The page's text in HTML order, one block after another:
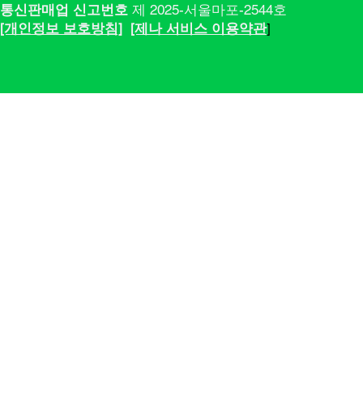
통신판매업 신고번호 제 2025-서울마포-2544호
[​​개인정보 보호방침] [제나 서비스 이용약관]